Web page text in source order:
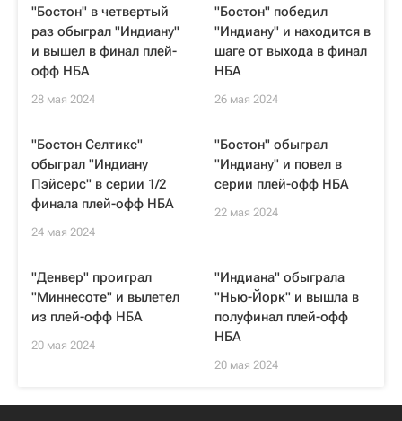
"Бостон" в четвертый
раз обыграл "Индиану"
и вышел в финал плей-
офф НБА
28 мая 2024
"Бостон" победил
"Индиану" и находится в
шаге от выхода в финал
НБА
26 мая 2024
"Бостон Селтикс"
обыграл "Индиану
Пэйсерс" в серии 1/2
финала плей-офф НБА
24 мая 2024
"Бостон" обыграл
"Индиану" и повел в
серии плей-офф НБА
22 мая 2024
"Денвер" проиграл
"Миннесоте" и вылетел
из плей-офф НБА
20 мая 2024
"Индиана" обыграла
"Нью-Йорк" и вышла в
полуфинал плей-офф
НБА
20 мая 2024